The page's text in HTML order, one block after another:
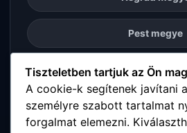
Pest megye
Somogy
Szabolcs-Szatmár-
Tiszteletben tartjuk az Ön
A cookie-k segítenek javítani
személyre szabott tartalmat
forgalmat elemezni.